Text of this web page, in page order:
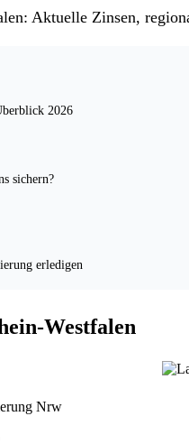
Aktuelle Zinsen,
2026
sichern?
erledigen
Westfalen